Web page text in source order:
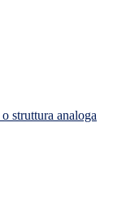
struttura analoga